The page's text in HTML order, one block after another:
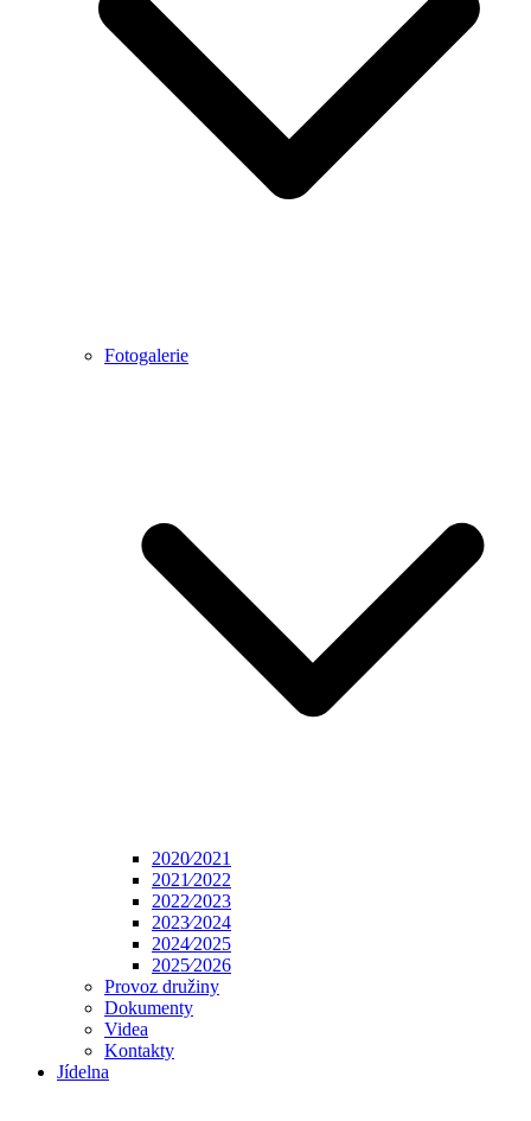
Fotogalerie
2020⁄2021
2021⁄2022
2022⁄2023
2023⁄2024
2024⁄2025
2025⁄2026
Provoz družiny
Dokumenty
Videa
Kontakty
Jídelna